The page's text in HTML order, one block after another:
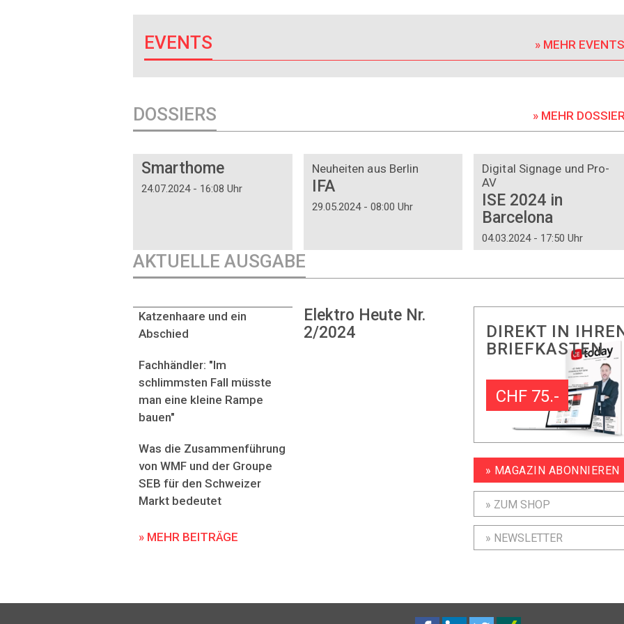
EVENTS » MEHR
DOSSIERS » MEHR
Smarthome
24.07.2024 - 16:08 Uhr
Neuheiten aus Berlin
IFA
29.05.2024 - 08:00 Uhr
Digital Signage und Pro-
AV
ISE 2024 in
Barcelona
04.03.2024 - 17:50 Uhr
AKTUELLE AUSGABE
Elektro Heute Nr.
2/2024
Katzenhaare und ein
Abschied
Fachhändler: "Im
schlimmsten Fall müsste
man eine kleine Rampe
bauen"
Was die Zusammenführung
von WMF und der Groupe
SEB für den Schweizer
Markt bedeutet
» MEHR BEITRÄGE
DIREKT IN
BRIEFKASTEN
CHF 75.-
» MAGAZIN ABONNIEREN
» ZUM SHOP
» NEWSLETTER